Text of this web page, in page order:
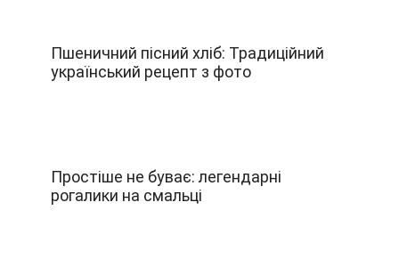
Пшеничний пісний хліб: Традиційний
український рецепт з фото
Простіше не буває: легендарні
рогалики на смальці